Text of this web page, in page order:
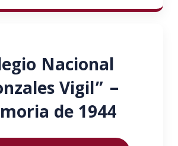
Nacional
Vigil” –
de 1944